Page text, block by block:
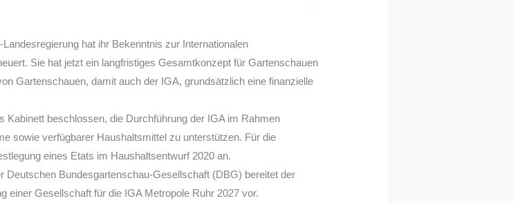
hat ihr Bekenntnis zur Internationalen
Sie hat jetzt ein langfristiges Gesamtkonzept für Gartenschauen
Gartenschauen, damit auch der IGA, grundsätzlich eine finanzielle
beschlossen, die Durchführung der IGA im Rahmen
sowie verfügbarer Haushaltsmittel zu unterstützen. Für die
eines Etats im Haushaltsentwurf 2020 an.
Bundesgartenschau-Gesellschaft (DBG) bereitet der
einer Gesellschaft für die IGA Metropole Ruhr 2027 vor.